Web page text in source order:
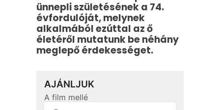
ünnepli születésének a 74.
évfordulóját, melynek
alkalmából ezúttal az ő
életéről mutatunk be néhány
meglepő érdekességet.